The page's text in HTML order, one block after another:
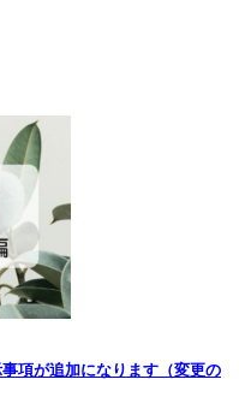
項が追加になります（変更の